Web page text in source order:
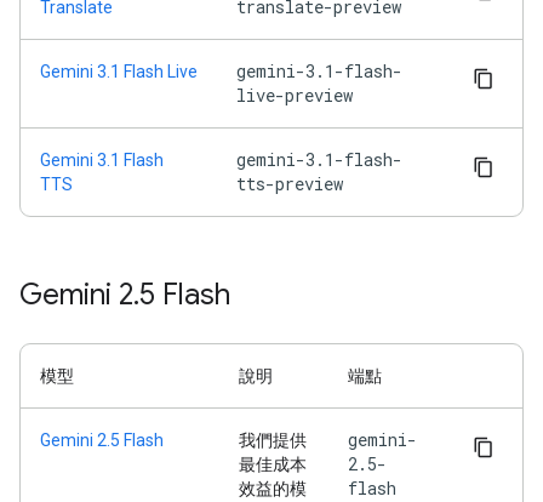
Translate translate-preview
Gemini 3.1 Flash Live
gemini-3.1-flash-
live-preview
Gemini 3.1 Flash
TTS
gemini-3.1-flash-
tts-preview
Gemini 2.5 Flash
模型 說明 端點
Gemini 2.5 Flash
我們提供
最佳成本
效益的模
gemini-
2.5-
flash